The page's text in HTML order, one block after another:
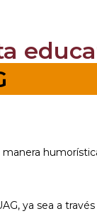
ya sea a